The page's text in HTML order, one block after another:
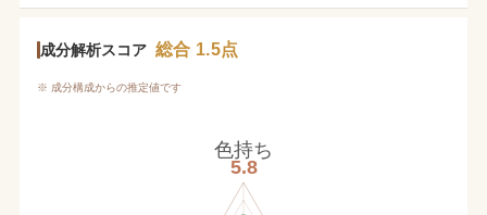
成分解析スコア 総合 1.5点
※ 成分構成からの推定値です
色持ち
5.8